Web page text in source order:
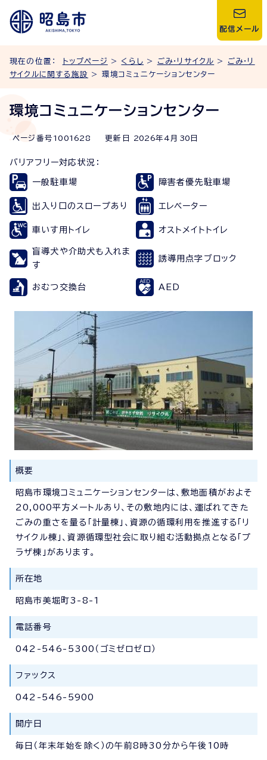
配信メール
現在の位置： トップページ > くらし > ごみ・リサイクル > ごみ・リ
サイクルに関する施設
> 環境コミュニケーションセンター
環境コミュニケーションセンター
ページ番号 1001628 更新日 2026年4月 30 日
バリアフリー対応状況：
一般駐車場 障害者優先駐車場
出入り口のスロープあり エレベーター
車いす用トイレ オストメイトトイレ
盲導犬や介助犬も入れま
す
誘導用点字ブロック
おむつ交換台 AED
概要
昭島市環境コミュニケーションセンターは、敷地面積がおよそ
20,000平方メートルあり、その敷地内には、運ばれてきた
ごみの重さを量る「計量棟」、資源の循環利用を推進する「リ
サイクル棟」、資源循環型社会に取り組む活動拠点となる「プ
ラザ棟」があります。
所在地
昭島市美堀町3-8-1
電話番号
042-546-5300（ゴミゼロゼロ）
ファックス
042-546-5900
開庁日
毎日（年末年始を除く）の午前8時30分から午後10時